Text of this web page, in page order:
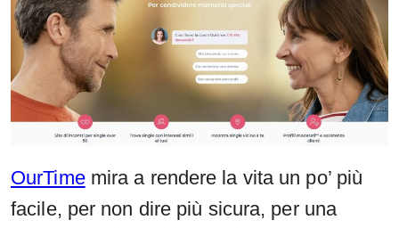
OurTimemira a rendere la vita un po’ più
facile, per non dire più sicura, per una